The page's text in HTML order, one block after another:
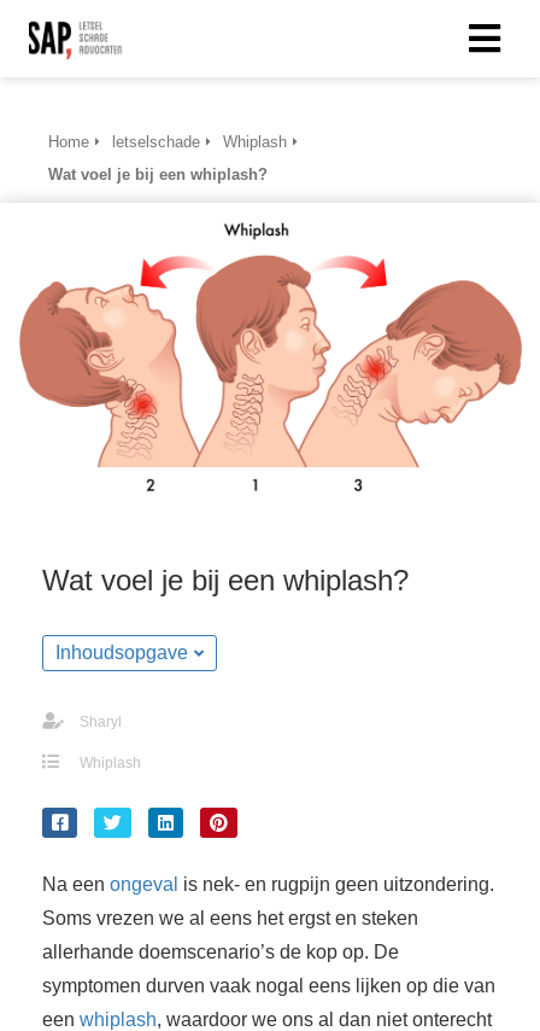
Home letselschade
Whiplash
Wat voel je bij een whiplash?
Wat voel je bij een whiplash?
Inhoudsopgave
Sharyl
Whiplash
Na een ongeval is nek- en rugpijn geen uitzondering.
Soms vrezen we al eens het ergst en steken
allerhande doemscenario’s de kop op. De
symptomen durven vaak nogal eens lijken op die van
een whiplash, waardoor we ons al dan niet onterecht